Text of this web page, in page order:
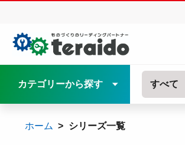
カテゴリーから探す すべて
ホーム シリーズ一覧